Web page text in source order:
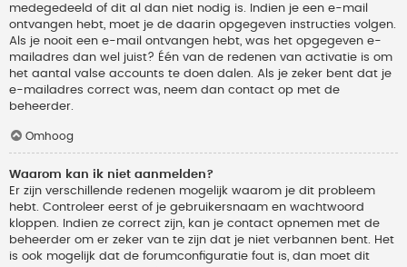
medegedeeld of dit al dan niet nodig is. Indien je een e-mail
ontvangen hebt, moet je de daarin opgegeven instructies volgen.
Als je nooit een e-mail ontvangen hebt, was het opgegeven e-
mailadres dan wel juist? Één van de redenen van activatie is om
het aantal valse accounts te doen dalen. Als je zeker bent dat je
e-mailadres correct was, neem dan contact op met de
beheerder.
Omhoog
Waarom kan ik niet aanmelden?
Er zijn verschillende redenen mogelijk waarom je dit probleem
hebt. Controleer eerst of je gebruikersnaam en wachtwoord
kloppen. Indien ze correct zijn, kan je contact opnemen met de
beheerder om er zeker van te zijn dat je niet verbannen bent. Het
is ook mogelijk dat de forumconfiguratie fout is, dan moet dit